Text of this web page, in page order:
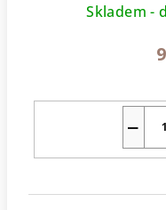
Skladem -
−